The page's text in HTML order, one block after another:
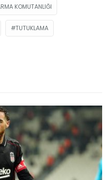
KOMUTANLIĞI
TUTUKLAMA